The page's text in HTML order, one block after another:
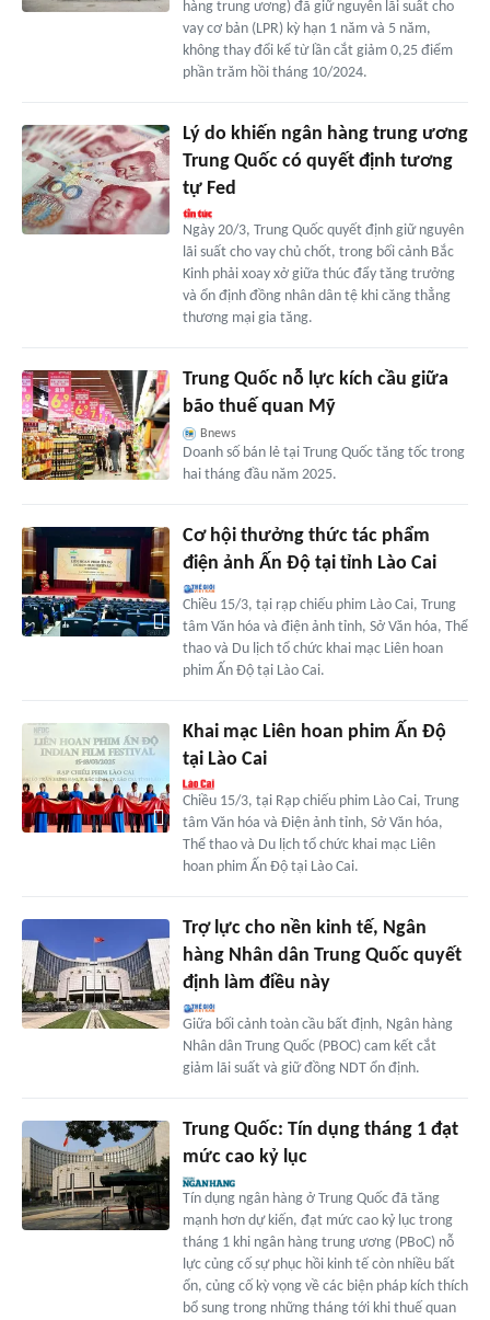
hàng trung ương) đã giữ nguyên lãi suất cho
vay cơ bản (LPR) kỳ hạn 1 năm và 5 năm,
không thay đổi kể từ lần cắt giảm 0,25 điểm
phần trăm hồi tháng 10/2024.
Lý do khiến ngân hàng trung ương
Trung Quốc có quyết định tương
tự Fed
Ngày 20/3, Trung Quốc quyết định giữ nguyên
lãi suất cho vay chủ chốt, trong bối cảnh Bắc
Kinh phải xoay xở giữa thúc đẩy tăng trưởng
và ổn định đồng nhân dân tệ khi căng thẳng
thương mại gia tăng.
Trung Quốc nỗ lực kích cầu giữa
bão thuế quan Mỹ
Bnews
Doanh số bán lẻ tại Trung Quốc tăng tốc trong
hai tháng đầu năm 2025.
Cơ hội thưởng thức tác phẩm
điện ảnh Ấn Độ tại tỉnh Lào Cai
Chiều 15/3, tại rạp chiếu phim Lào Cai, Trung
tâm Văn hóa và điện ảnh tỉnh, Sở Văn hóa, Thể
thao và Du lịch tổ chức khai mạc Liên hoan
phim Ấn Độ tại Lào Cai.
Khai mạc Liên hoan phim Ấn Độ
tại Lào Cai
Chiều 15/3, tại Rạp chiếu phim Lào Cai, Trung
tâm Văn hóa và Điện ảnh tỉnh, Sở Văn hóa,
Thể thao và Du lịch tổ chức khai mạc Liên
hoan phim Ấn Độ tại Lào Cai.
Trợ lực cho nền kinh tế, Ngân
hàng Nhân dân Trung Quốc quyết
định làm điều này
Giữa bối cảnh toàn cầu bất định, Ngân hàng
Nhân dân Trung Quốc (PBOC) cam kết cắt
giảm lãi suất và giữ đồng NDT ổn định.
Trung Quốc: Tín dụng tháng 1 đạt
mức cao kỷ lục
Tín dụng ngân hàng ở Trung Quốc đã tăng
mạnh hơn dự kiến, đạt mức cao kỷ lục trong
tháng 1 khi ngân hàng trung ương (PBoC) nỗ
lực củng cố sự phục hồi kinh tế còn nhiều bất
ổn, củng cố kỳ vọng về các biện pháp kích thích
bổ sung trong những tháng tới khi thuế quan